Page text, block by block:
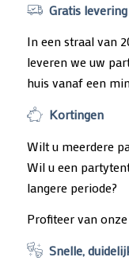
Gratis levering
In een straal van
leveren we uw
huis vanaf een
Kortingen
Wilt u meerdere
Wil u een
langere periode?
Profiteer van
Snelle,